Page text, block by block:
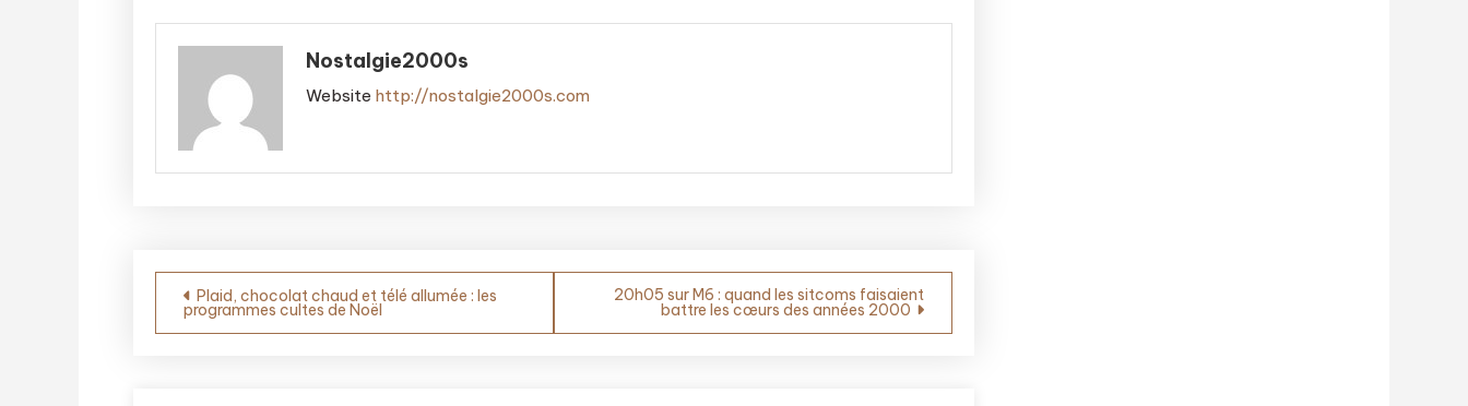
Nostalgie2000s
Website http://nostalgie2000s.com
Navigation
de
Plaid, chocolat chaud et télé allumée : les
programmes cultes de Noël
20h05 sur M6 : quand les sitcoms faisaient
battre les cœurs des années 2000